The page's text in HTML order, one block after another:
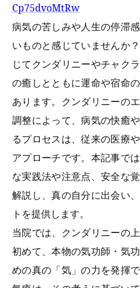
Cp75dvoMtRw
病気の苦しみや人生の停滞
いものと感じていませんか
じてクンダリニーやチャク
の癒しとともに運命や宿命
あります。クンダリニーの
調整によって、病気の快癒
るプロセスは、従来の医療
アプローチです。本記事で
な実践法や注意点、安全な
解説し、真の自分に出会い
トを提供します。
当院では、クンダリニーの
初めて、本物の気功師・気
めの真の「気」の力を発揮